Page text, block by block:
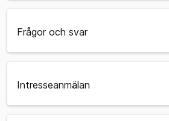
Frågor och svar
Intresseanmälan